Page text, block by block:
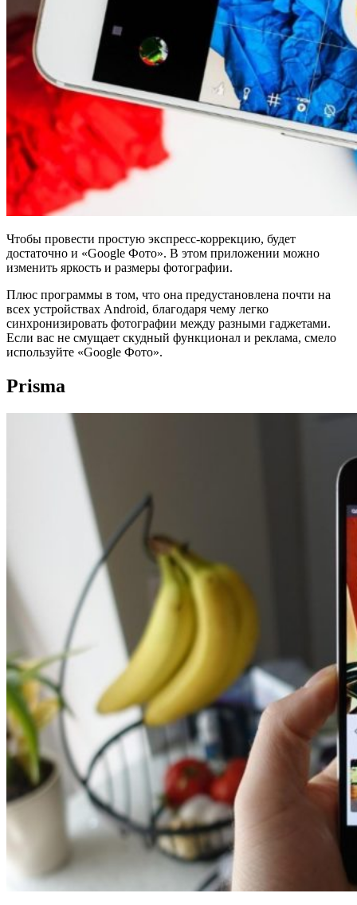
Чтобы провести простую экспресс-коррекцию, будет
достаточно и «Google Фото». В этом приложении можно
изменить яркость и размеры фотографии.
Плюс программы в том, что она предустановлена почти на
всех устройствах Android, благодаря чему легко
синхронизировать фотографии между разными гаджетами.
Если вас не смущает скудный функционал и реклама, смело
используйте «Google Фото».
Prisma